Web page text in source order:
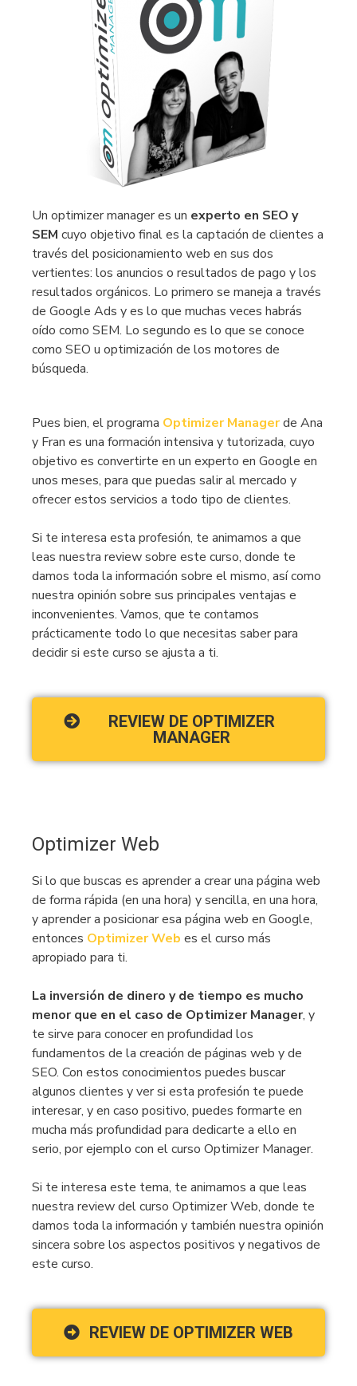
Un optimizer manager es un experto en SEO y
SEM cuyo objetivo final es la captación de clientes a
través del posicionamiento web en sus dos
vertientes: los anuncios o resultados de pago y los
resultados orgánicos. Lo primero se maneja a través
de Google Ads y es lo que muchas veces habrás
oído como SEM. Lo segundo es lo que se conoce
como SEO u optimización de los motores de
búsqueda.
Pues bien, el programa OptimizerManagerde Ana
y Fran es una formación intensiva y tutorizada, cuyo
objetivo es convertirte en un experto en Google en
unos meses, para que puedas salir al mercado y
ofrecer estos servicios a todo tipo de clientes.
Si te interesa esta profesión, te animamos a que
leas nuestra review sobre este curso, donde te
damos toda la información sobre el mismo, así como
nuestra opinión sobre sus principales ventajas e
inconvenientes. Vamos, que te contamos
prácticamente todo lo que necesitas saber para
decidir si este curso se ajusta a ti.
REVIEW DE OPTIMIZER
MANAGER
Optimizer Web
Si lo que buscas es aprender a crear una página web
de forma rápida (en una hora) y sencilla, en una hora,
y aprender a posicionar esa página web en Google,
entonces Optimizer Web es el curso más
apropiado para ti.
La inversión de dinero y de tiempo es mucho
menor que en el caso de Optimizer Manager, y
te sirve para conocer en profundidad los
fundamentos de la creación de páginas web y de
SEO. Con estos conocimientos puedes buscar
algunos clientes y ver si esta profesión te puede
interesar, y en caso positivo, puedes formarte en
mucha más profundidad para dedicarte a ello en
serio, por ejemplo con el curso Optimizer Manager.
Si te interesa este tema, te animamos a que leas
nuestra review del curso Optimizer Web, donde te
damos toda la información y también nuestra opinión
sincera sobre los aspectos positivos y negativos de
este curso.
REVIEW DE OPTIMIZER WEB